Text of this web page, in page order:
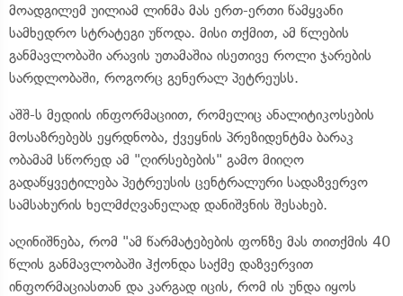
მოადგილემ უილიამ ლინმა მას ერთ-ერთი წამყვანი
სამხედრო სტრატეგი უწოდა. მისი თქმით, ამ წლების
განმავლობაში არავის უთამაშია ისეთივე როლი ჯარების
სარდლობაში, როგორც გენერალ პეტრეუსს.
აშშ-ს მედიის ინფორმაციით, რომელიც ანალიტიკოსების
მოსაზრებებს ეყრდნობა, ქვეყნის პრეზიდენტმა ბარაკ
ობამამ სწორედ ამ "ღირსებების" გამო მიიღო
გადაწყვეტილება პეტრეუსის ცენტრალური სადაზვერვო
სამსახურის ხელმძღვანელად დანიშვნის შესახებ.
აღინიშნება, რომ "ამ წარმატებების ფონზე მას თითქმის 40
წლის განმავლობაში ჰქონდა საქმე დაზვერვით
ინფორმაციასთან და კარგად იცის, რომ ის უნდა იყოს